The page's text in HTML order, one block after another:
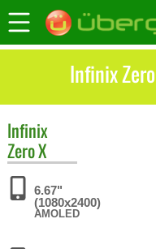
Infinix
Infinix
Zero X
6.67"
(1080x2400)
AMOLED